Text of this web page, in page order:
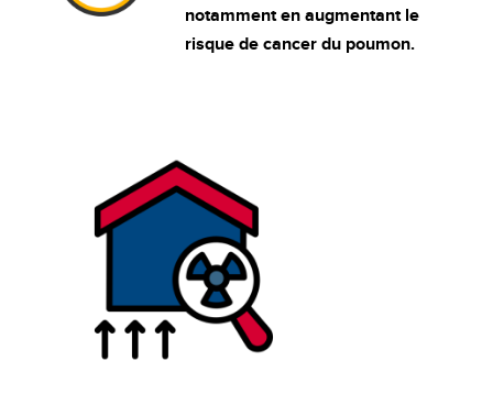
notamment en augmentant le
risque de cancer du poumon.